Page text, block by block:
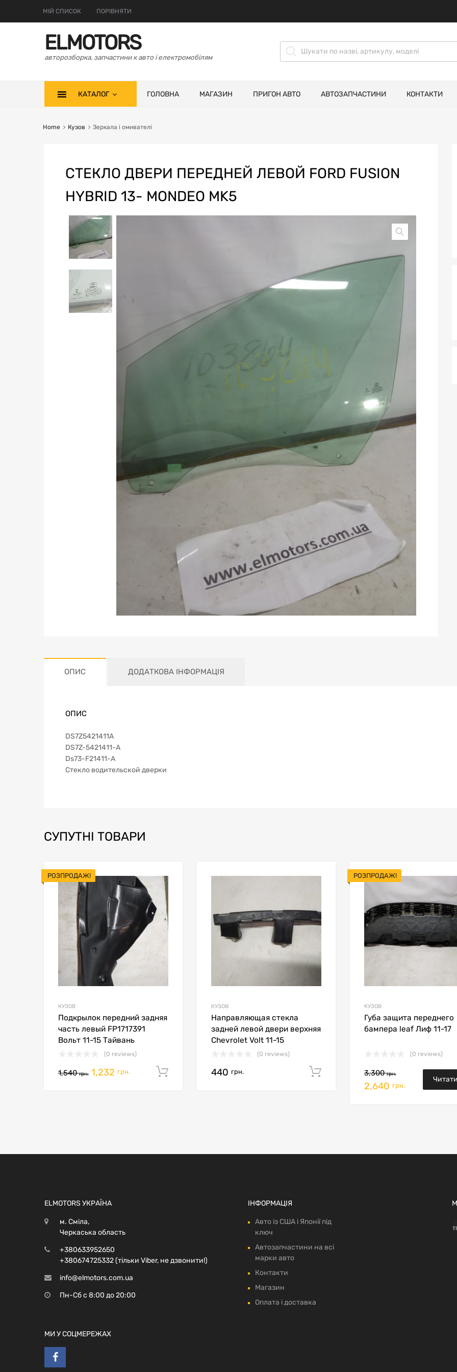
МІЙ СПИСОК ПОРІВНЯТИ
ELMOTORS
авторозборка, запчастини к авто і електромобілям
КАТАЛОГ ГОЛОВНА МАГАЗИН ПРИГОН АВТО АВТОЗАПЧАСТИНИ КОНТАКТИ
Home Кузов Зеркала і омивателі
СТЕКЛО ДВЕРИ ПЕРЕДНЕЙ ЛЕВОЙ FORD FUSION
HYBRID 13- MONDEO MK5
ОПИС ДОДАТКОВА ІНФОРМАЦІЯ
ОПИС
DS7Z5421411A
DS7Z-5421411-A
Ds73-F21411-A
Стекло водительской дверки
СУПУТНІ ТОВАРИ
РОЗПРОДАЖ!
Сравнить товары
КУЗОВ
Подкрылок передний задняя
часть левый FP1717391
Вольт 11-15 Тайвань
(0 reviews)
1,540грн. 1,232 грн. Додати в кошик
В мой список
Сравнить товары
КУЗОВ
Направляющая стекла
задней левой двери верхняя
Chevrolet Volt 11-15
(0 reviews)
440 грн. Додати в кошик
РОЗПРОДАЖ!
КУЗОВ
Губа защита переднего
бампера leaf Лиф 11-17
(0 reviews)
3,300грн.
2,640 грн.
Читати
ELMOTORS УКРАЇНА
м. Сміла,
Черкаська область
+380633952650
+380674725332 (тільки Viber, не дзвонити!)
info@elmotors.com.ua
Пн-Сб с 8:00 до 20:00
МИ У СОЦМЕРЕЖАХ
ІНФОРМАЦІЯ
Авто із США і Японії під
ключ
Автозапчастини на всі
марки авто
Контакти
Магазин
Оплата і доставка